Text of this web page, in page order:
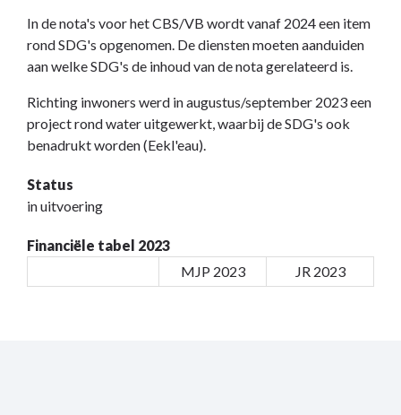
In de nota's voor het CBS/VB wordt vanaf 2024 een item
rond SDG's opgenomen. De diensten moeten aanduiden
aan welke SDG's de inhoud van de nota gerelateerd is.
Richting inwoners werd in augustus/september 2023 een
project rond water uitgewerkt, waarbij de SDG's ook
benadrukt worden (Eekl'eau).
Status
in uitvoering
Financiële tabel 2023
MJP 2023
JR 2023